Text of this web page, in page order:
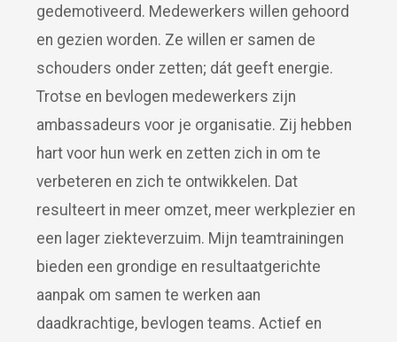
gedemotiveerd. Medewerkers willen gehoord
en gezien worden. Ze willen er samen de
schouders onder zetten; dát geeft energie.
Trotse en bevlogen medewerkers zijn
ambassadeurs voor je organisatie. Zij hebben
hart voor hun werk en zetten zich in om te
verbeteren en zich te ontwikkelen. Dat
resulteert in meer omzet, meer werkplezier en
een lager ziekteverzuim. Mijn teamtrainingen
bieden een grondige en resultaatgerichte
aanpak om samen te werken aan
daadkrachtige, bevlogen teams. Actief en